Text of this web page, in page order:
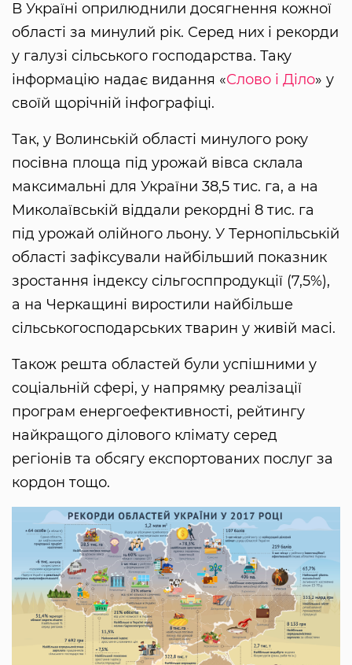
В Україні оприлюднили досягнення кожної
області за минулий рік. Серед них і рекорди
у галузі сільського господарства. Таку
інформацію надає видання «Слово і Діло» у
своїй щорічній інфографіці.
Так, у Волинській області минулого року
посівна площа під урожай вівса склала
максимальні для України 38,5 тис. га, а на
Миколаївській віддали рекордні 8 тис. га
під урожай олійного льону. У Тернопільській
області зафіксували найбільший показник
зростання індексу сільгосппродукції (7,5%),
а на Черкащині виростили найбільше
сільськогосподарських тварин у живій масі.
Також решта областей були успішними у
соціальній сфері, у напрямку реалізації
програм енергоефективності, рейтингу
найкращого ділового клімату серед
регіонів та обсягу експортованих послуг за
кордон тощо.